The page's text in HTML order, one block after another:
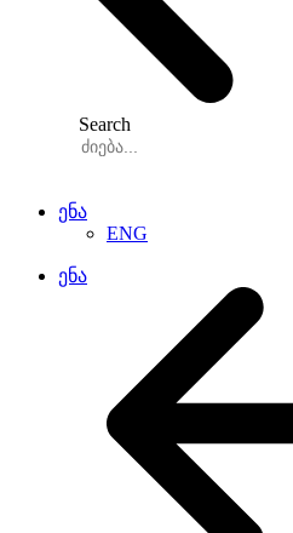
Search
ენა
ENG
ენა